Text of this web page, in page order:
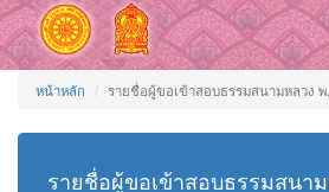
หน้าหลัก รายชื่อผู้ขอเข้าสอบธรรมสนามหลวง
รายชื่อผู้ขอเข้าสอบธรรมสน